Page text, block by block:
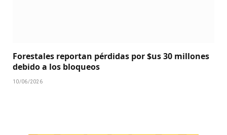
Forestales reportan pérdidas por $us 30 millones
debido a los bloqueos
10/06/2026